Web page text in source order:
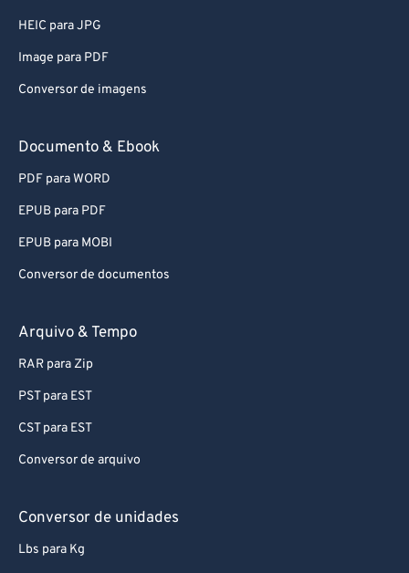
HEIC para JPG
Image para PDF
Conversor de imagens
Documento & Ebook
PDF para WORD
EPUB para PDF
EPUB para MOBI
Conversor de documentos
Arquivo & Tempo
RAR para Zip
PST para EST
CST para EST
Conversor de arquivo
Conversor de unidades
Lbs para Kg